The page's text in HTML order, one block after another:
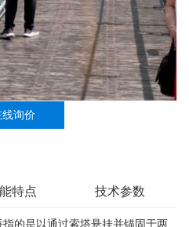
线询价
特点 技术参数
的是以通过索塔悬挂并锚固于两